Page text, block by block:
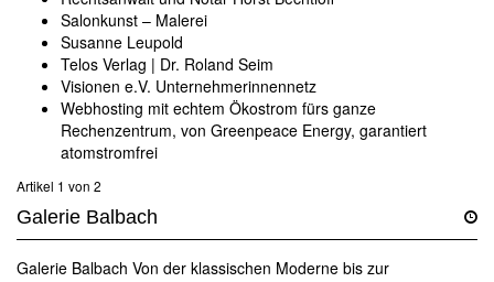
Salonkunst – Malerei
Susanne Leupold
Telos Verlag | Dr. Roland Seim
Visionen e.V. Unternehmerinnennetz
Webhosting mit echtem Ökostrom fürs ganze
Rechenzentrum, von Greenpeace Energy, garantiert
atomstromfrei
Artikel 1 von 2
Galerie Balbach
Galerie Balbach Von der klassischen Moderne bis zur